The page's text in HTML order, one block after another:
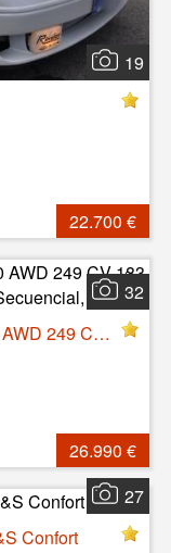
19
22.700 €
32
Jaguar E-Pace 2.0 R-Dynamic P250 AWD 249 CV 183 KW (249 CV), Gasolina, 138854 Km, Secuencial, 2018
26.990 €
27
Confort